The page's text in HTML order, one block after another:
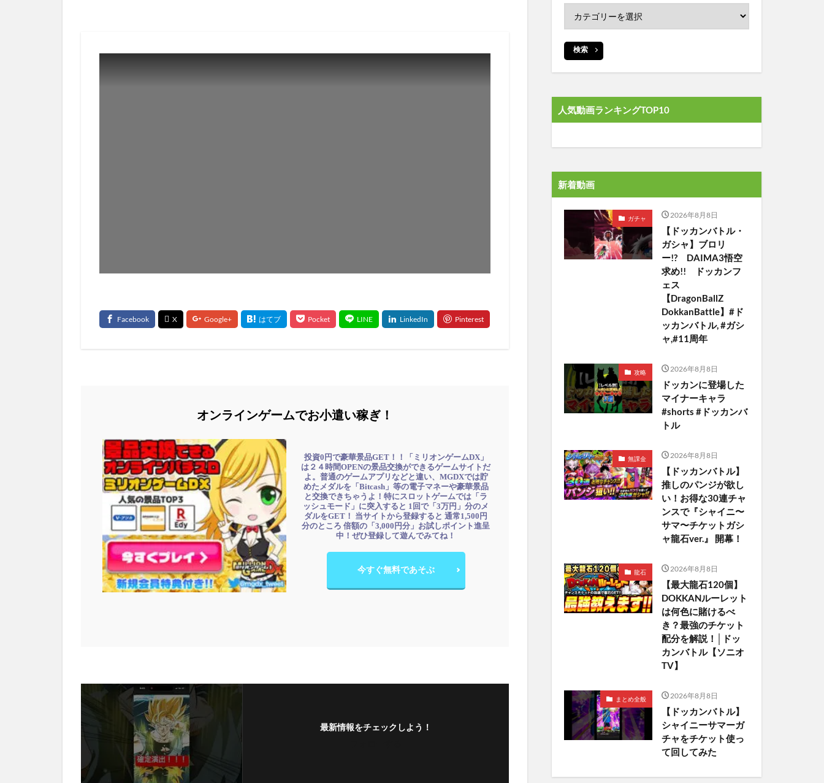
オンラインゲームでお小遣い稼ぎ！
投資0円で豪華景品GET！！「ミリオンゲームDX」
は２４時間OPENの景品交換ができるゲームサイトだ
よ。普通のゲームアプリなどと違い、MGDXでは貯
めたメダルを「Bitcash」等の電子マネーや豪華景品
と交換できちゃうよ！特にスロットゲームでは「ラ
ッシュモード」に突入すると 1回で「3万円」分のメ
ダルをGET！ 当サイトから登録すると 通常1,500円
分のところ 倍額の「3,000円分」お試しポイント進呈
中！ぜひ登録して遊んでみてね！
今すぐ無料であそぶ
最新情報をチェックしよう！
検索
人気動画ランキングTOP10
新着動画
ガチャ 2026年8月8日
【ドッカンバトル・
ガシャ】ブロリ
ー!? DAIMA3悟空
求め!! ドッカンフ
ェス
【DragonBallZ
DokkanBattle】#ド
ッカンバトル, #ガシ
ャ,#11周年
攻略 2026年8月8日
ドッカンに登場した
マイナーキャラ
#shorts #ドッカンバ
トル
無課金 2026年8月8日
【ドッカンバトル】
推しのパンジが欲し
い！お得な30連チャ
ンスで『シャイニ〜
サマ〜チケットガシ
ャ龍石ver.』 開幕！
龍石 2026年8月8日
【最大龍石120個】
DOKKANルーレット
は何色に賭けるべ
き？最強のチケット
配分を解説！│ドッ
カンバトル【ソニオ
TV】
まとめ全般 2026年8月8日
【ドッカンバトル】
シャイニーサマーガ
チャをチケット使っ
て回してみた